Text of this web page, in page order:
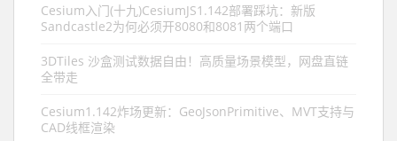
Cesium入门(十九)CesiumJS1.142部署踩坑：新版
Sandcastle2为何必须开8080和8081两个端口
3DTiles 沙盒测试数据自由！高质量场景模型，网盘直链
全带走
Cesium1.142炸场更新：GeoJsonPrimitive、MVT支持与
CAD线框渲染